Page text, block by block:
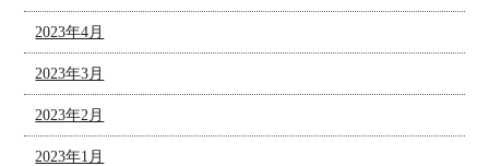
2023年4月
2023年3月
2023年2月
2023年1月